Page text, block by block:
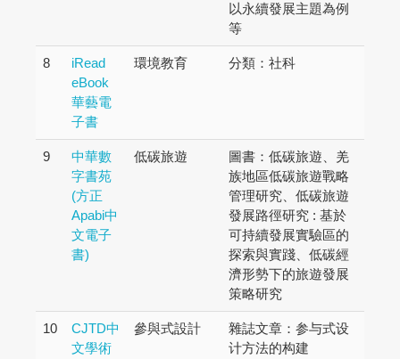
以永續發展主題為例
等
8
iRead
eBook
華藝電
子書
環境教育 分類：社科
9
中華數
字書苑
(方正
Apabi中
文電子
書)
低碳旅遊
圖書：低碳旅遊、羌
族地區低碳旅遊戰略
管理研究、低碳旅遊
發展路徑研究 : 基於
可持續發展實驗區的
探索與實踐、低碳經
濟形勢下的旅遊發展
策略研究
10
CJTD中
文學術
參與式設計
雜誌文章：参与式设
计方法的构建